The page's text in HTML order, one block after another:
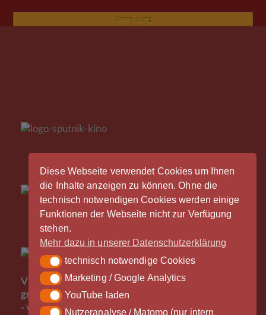
Diese Webseite verwendet Cookies um Ihnen
die Inhalte anzeigen zu können. Ohne die
technisch notwendigen Cookies werden einige
Funktionen der Webseite nicht zur Verfügung
stehen.
Mehr dazu in unserer Datenschutzerklärung
technisch notwendige Cookies
technisch notwendige Cookies
Marketing / Google Analytics
Marketing / Google Analytics
YouTube laden
YouTube laden
Nutzeranalyse / Matomo (nur intern gespeichert)
Nutzeranalyse / Matomo (nur intern
Anmeldung
Vinylrausch wäre nicht möglich ohne die
großzügige Unterstützung durch unsere Partner
- vielen Dank!